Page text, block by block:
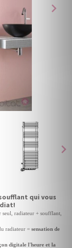
chevron_right
chevron_right
qui vous
seul, radiateur + soufflant,
radiateur = sensation de
digitale l'heure et la